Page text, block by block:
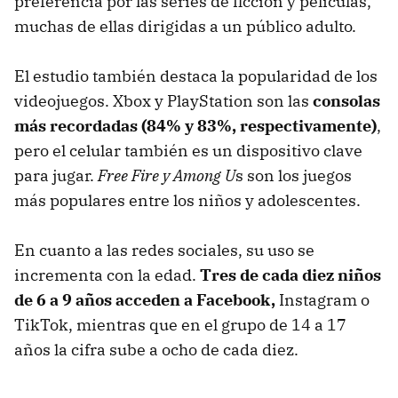
muchas de ellas dirigidas a un público adulto.
El estudio también destaca la popularidad de los
videojuegos. Xbox y PlayStation son las consolas
más recordadas (84% y 83%, respectivamente),
pero el celular también es un dispositivo clave
para jugar.Free Fire y Among Us son los juegos
más populares entre los niños y adolescentes.
En cuanto a las redes sociales, su uso se
incrementa con la edad. Tres de cada diez niños
de 6 a 9 años acceden a Facebook, Instagram o
TikTok, mientras que en el grupo de 14 a 17
años la cifra sube a ocho de cada diez.